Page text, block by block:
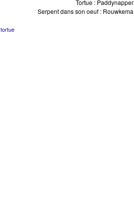
Tortue : Paddynapper
Serpent dans son oeuf : Rouwkema
tortue